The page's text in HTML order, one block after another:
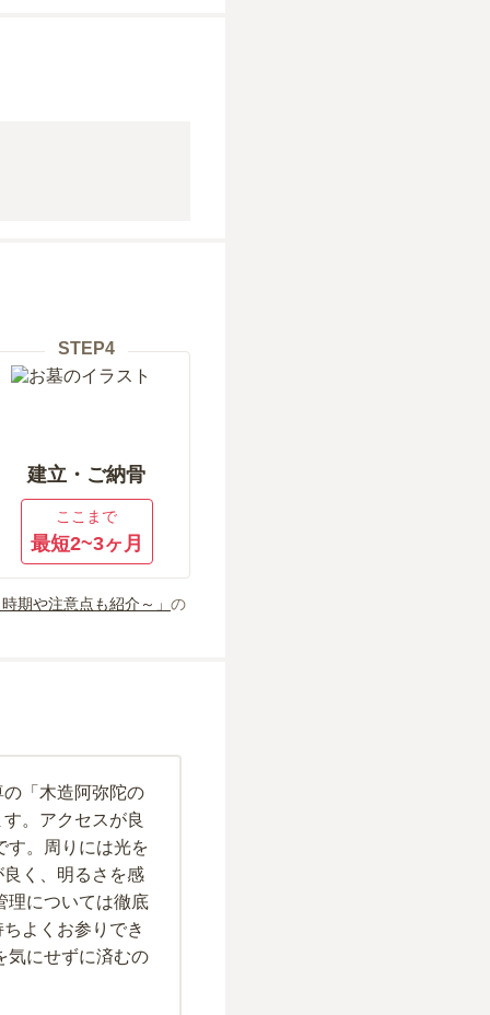
STEP4
建立・ご納骨
ここまで
最短2~3ヶ月
期や注意点も紹介～」 の
「木造阿弥陀の
。アクセスが良
す。周りには光を
く、明るさを感
理については徹底
よくお参りでき
気にせずに済むの